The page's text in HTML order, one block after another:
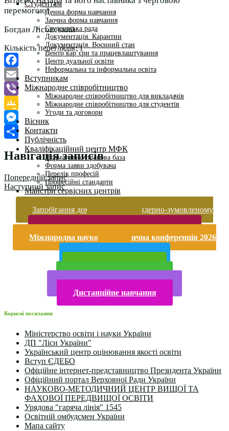
Студентам
Денна форма навчання
Заочна форма навчання
Студентська рада
Документація. Карантин
Документація. Воєнний стан
Центр кар’єри та працевлаштування
Центр дуальної освіти
Неформальна та інформальна освіта
Вступникам
Міжнародне співробітництво
Міжнародне співробітництво для викладачів
Міжнародне співробітництво для студентів
Угоди та договори
Вісник
Контакти
Публічність
Кваліфікаційний центр МФК
Нормативно-правова база
Форма заяви здобувача
Перелік професій
Професійні стандарти
Майстри сервісних центрів
перемогою!
Богдан Лісовський
Кількість переглядів: 1
Facebook
Email
Viber
Google
Classroom
Messenger
Поділитися
Навігація записів
Попередній запис
Наступний запис
Запобігання домашньому та гендерно-зумовленому
Міжнародна науково-практична конференція 2026
Дистанційне навчання
Корисні посилання
Міністерство освіти і науки України
ДП "Ліси України"
Український центр оцінювання якості освіти
Вступ ЄДЕБО
Офіційне інтернет-представництво Президента України
Офіційний портал Верховної Ради України
НАУКОВО-МЕТОДИЧНИЙ ЦЕНТР ВИЩОЇ ТА
ФАХОВОЇ ПЕРЕДВИЩОЇ ОСВІТИ
Урядова "гаряча лінія" 1545
Освітній омбудсмен України
Мапа сайту